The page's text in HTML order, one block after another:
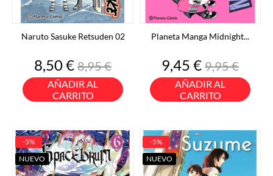
Naruto Sasuke Retsuden 02
Precio
8,50 €Precio
base
8,95 €
AÑADIR AL
CARRITO
Planeta Manga Midnight...
Precio
9,45 €Precio
base
9,95 €
AÑADIR AL
CARRITO
-5%
NUEVO
-5%
NUEVO